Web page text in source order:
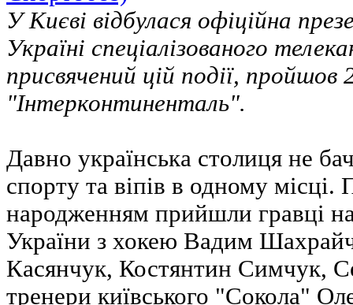
У Києві відбулася офіційна
Україні спеціалізованого
присвячений цій події, пройшов
"Інтерконтиненталь".
Давно українська столиця не
спорту та віпів в одному місці.
народженням прийшли гравці
України з хокею Вадим
Касянчук, Костянтин Симчук,
тренери київського "Сокола"